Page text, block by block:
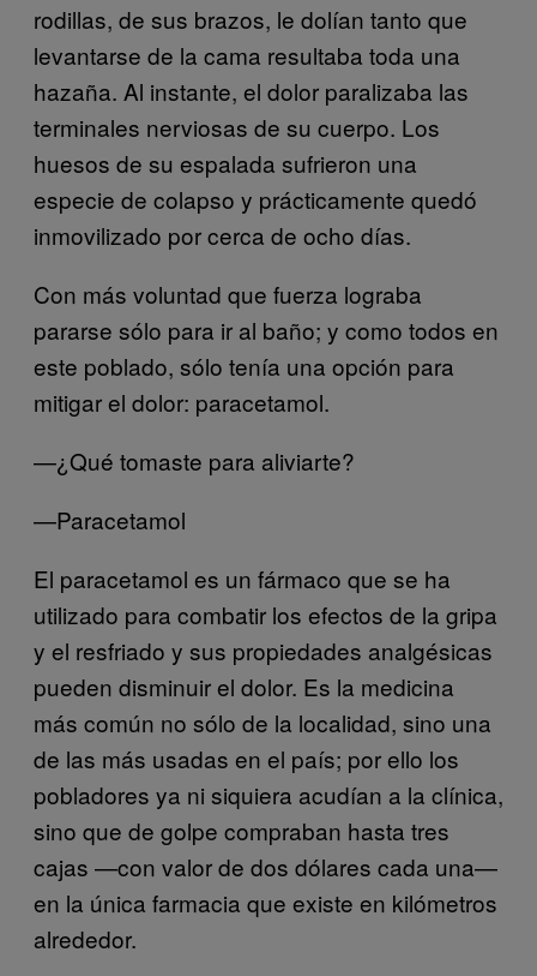
rodillas, de sus brazos, le dolían tanto que
levantarse de la cama resultaba toda una
hazaña. Al instante, el dolor paralizaba las
terminales nerviosas de su cuerpo. Los
huesos de su espalada sufrieron una
especie de colapso y prácticamente quedó
inmovilizado por cerca de ocho días.
Con más voluntad que fuerza lograba
pararse sólo para ir al baño; y como todos en
este poblado, sólo tenía una opción para
mitigar el dolor: paracetamol.
—¿Qué tomaste para aliviarte?
—Paracetamol
El paracetamol es un fármaco que se ha
utilizado para combatir los efectos de la gripa
y el resfriado y sus propiedades analgésicas
pueden disminuir el dolor. Es la medicina
más común no sólo de la localidad, sino una
de las más usadas en el país; por ello los
pobladores ya ni siquiera acudían a la clínica,
sino que de golpe compraban hasta tres
cajas —con valor de dos dólares cada una—
en la única farmacia que existe en kilómetros
alrededor.